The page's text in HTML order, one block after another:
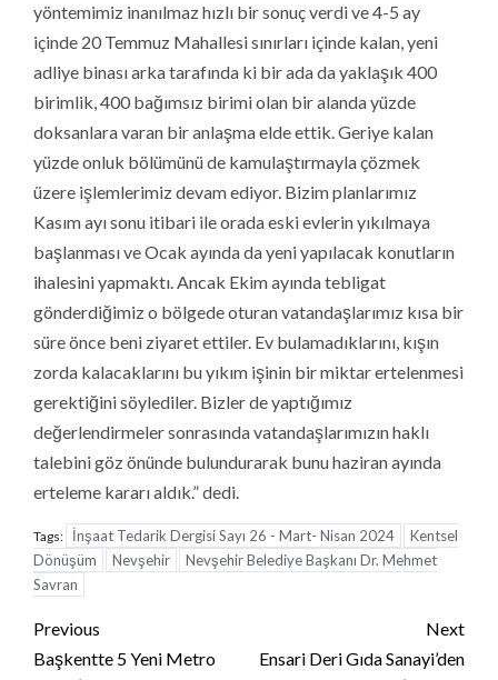
yöntemimiz inanılmaz hızlı bir sonuç verdi ve 4-5 ay
içinde 20 Temmuz Mahallesi sınırları içinde kalan, yeni
adliye binası arka tarafında ki bir ada da yaklaşık 400
birimlik, 400 bağımsız birimi olan bir alanda yüzde
doksanlara varan bir anlaşma elde ettik. Geriye kalan
yüzde onluk bölümünü de kamulaştırmayla çözmek
üzere işlemlerimiz devam ediyor. Bizim planlarımız
Kasım ayı sonu itibari ile orada eski evlerin yıkılmaya
başlanması ve Ocak ayında da yeni yapılacak konutların
ihalesini yapmaktı. Ancak Ekim ayında tebligat
gönderdiğimiz o bölgede oturan vatandaşlarımız kısa bir
süre önce beni ziyaret ettiler. Ev bulamadıklarını, kışın
zorda kalacaklarını bu yıkım işinin bir miktar ertelenmesi
gerektiğini söylediler. Bizler de yaptığımız
değerlendirmeler sonrasında vatandaşlarımızın haklı
talebini göz önünde bulundurarak bunu haziran ayında
erteleme kararı aldık.” dedi.
Tags: İnşaat Tedarik Dergisi Sayı 26 - Mart- Nisan 2024
Kentsel
Dönüşüm
Nevşehir
Nevşehir Belediye Başkanı Dr. Mehmet
Savran
Continue
Reading
Previous
Başkentte 5 Yeni Metro
Next
Ensari Deri Gıda Sanayi’den